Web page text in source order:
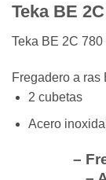
Teka BE
Teka BE 2C
Fregadero a ras
2 cubetas
Acero
–